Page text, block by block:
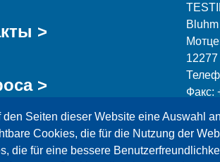
Seiten dieser Website eine Auswahl
Cookies, die für die Nutzung der
die für eine bessere
>
>
Факс: